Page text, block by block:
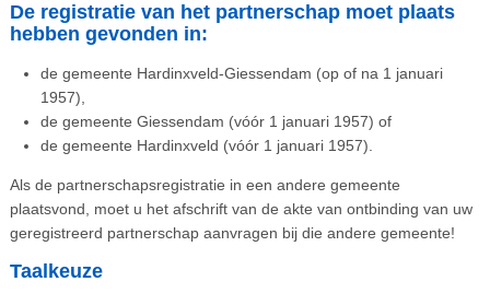
De registratie van het partnerschap moet plaats
hebben gevonden in:
de gemeente Hardinxveld-Giessendam (op of na 1 januari
1957),
de gemeente Giessendam (vóór 1 januari 1957) of
de gemeente Hardinxveld (vóór 1 januari 1957).
Als de partnerschapsregistratie in een andere gemeente
plaatsvond, moet u het afschrift van de akte van ontbinding van uw
geregistreerd partnerschap aanvragen bij die andere gemeente!
Taalkeuze